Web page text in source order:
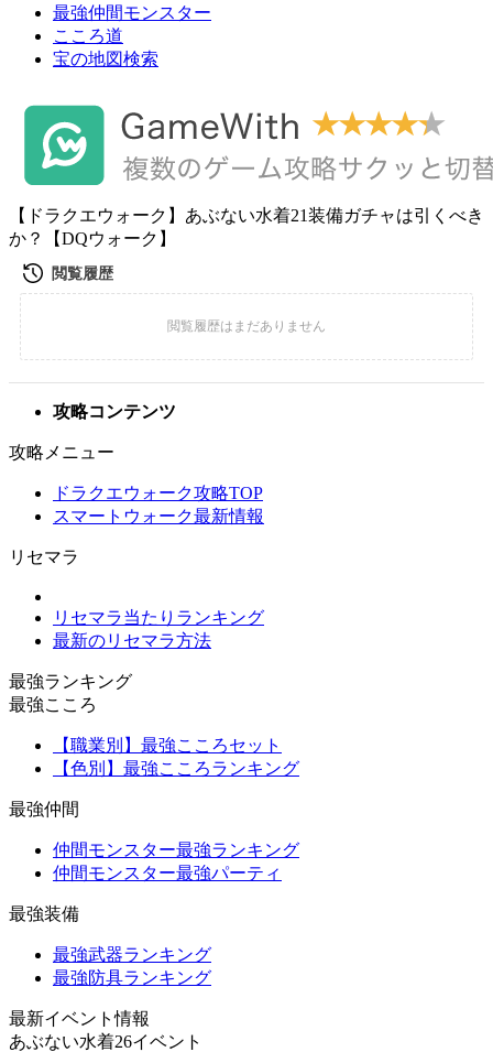
最強仲間モンスター
こころ道
宝の地図検索
【ドラクエウォーク】あぶない水着21装備ガチャは引くべき
か？【DQウォーク】
攻略コンテンツ
攻略メニュー
ドラクエウォーク攻略TOP
スマートウォーク最新情報
リセマラ
リセマラ当たりランキング
最新のリセマラ方法
最強ランキング
最強こころ
【職業別】最強こころセット
【色別】最強こころランキング
最強仲間
仲間モンスター最強ランキング
仲間モンスター最強パーティ
最強装備
最強武器ランキング
最強防具ランキング
最新イベント情報
あぶない水着26イベント